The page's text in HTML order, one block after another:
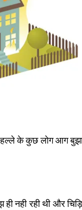
के कुछ लोग आग
नही रही थी और